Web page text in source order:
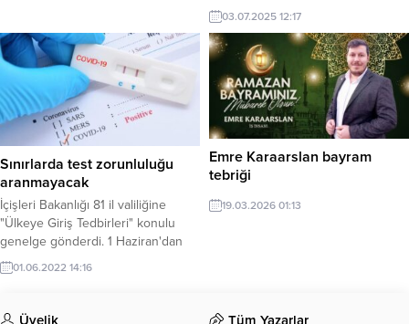
görüşmeleri, dün itibarıyla başarıyla
sonuçlanarak imza altına alındı. Bu
süreçte elde edilen yeni haklar ve
kazanımlar, Türk Metal
emekçilerinin birlik ve kararlılığıyla
taçlandı.
03.07.2025 12:17
Sınırlarda test zorunluluğu
aranmayacak
İçişleri Bakanlığı 81 il valiliğine
"Ülkeye Giriş Tedbirleri" konulu
genelge gönderdi. 1 Haziran'dan
itibaren ülkeye girişlerde negatif
sonuçlu PCR test raporu veya hızlı
aranmayacağı bildirildi.
01.06.2022 14:16
Emre Karaarslan bayram
tebriği
19.03.2026 01:13
Üyelik Tüm Yazarlar